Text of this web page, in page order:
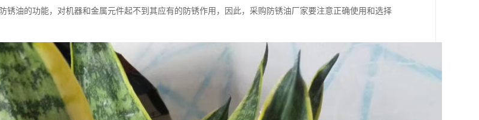
锈油的功能，对机器和金属元件起不到其应有的防锈作用，因此，采购防锈油厂家要注意正确使用和选择